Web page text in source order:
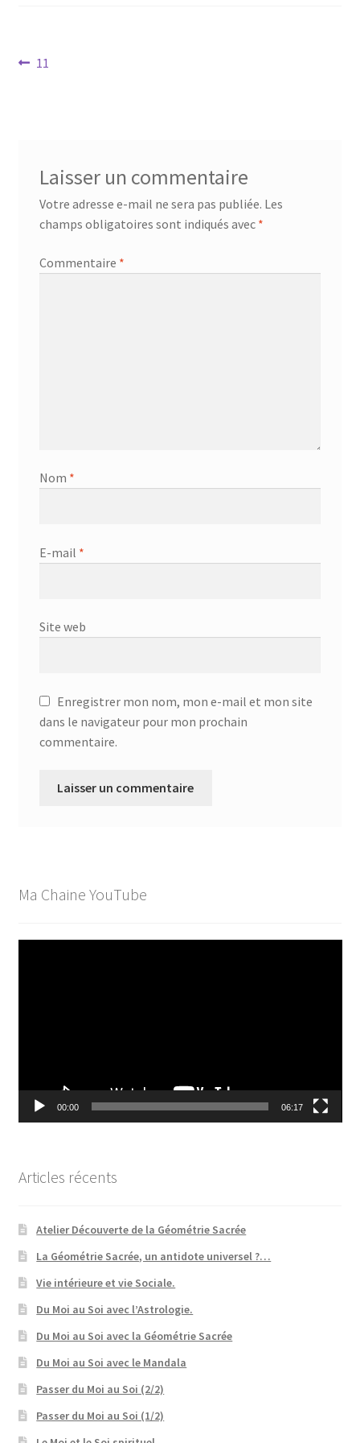
Me contacter
Vidéos
Navigation
Article
11
Laisser un commentaire
Votre adresse e-mail ne sera pas publiée. Les
champs obligatoires sont indiqués avec *
Commentaire *
Nom *
E-mail *
Site web
Enregistrer mon nom, mon e-mail et mon site
dans le navigateur pour mon prochain
commentaire.
Ma Chaine YouTube
00:00 06:17
Articles récents
Atelier Découverte de la Géométrie Sacrée
La Géométrie Sacrée, un antidote universel ?…
Vie intérieure et vie Sociale.
Du Moi au Soi avec l’Astrologie.
Du Moi au Soi avec la Géométrie Sacrée
Du Moi au Soi avec le Mandala
Passer du Moi au Soi (2/2)
Passer du Moi au Soi (1/2)